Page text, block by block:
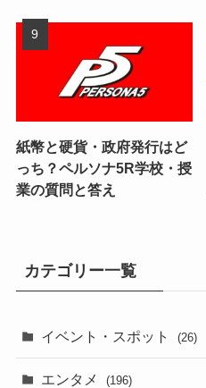
紙幣と硬貨・政府発行はど
っち？ペルソナ5R学校・授
業の質問と答え
カテゴリー一覧
イベント・スポット (26)
エンタメ (196)